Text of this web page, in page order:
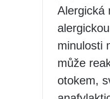
Alergická
minulosti
může
otokem,